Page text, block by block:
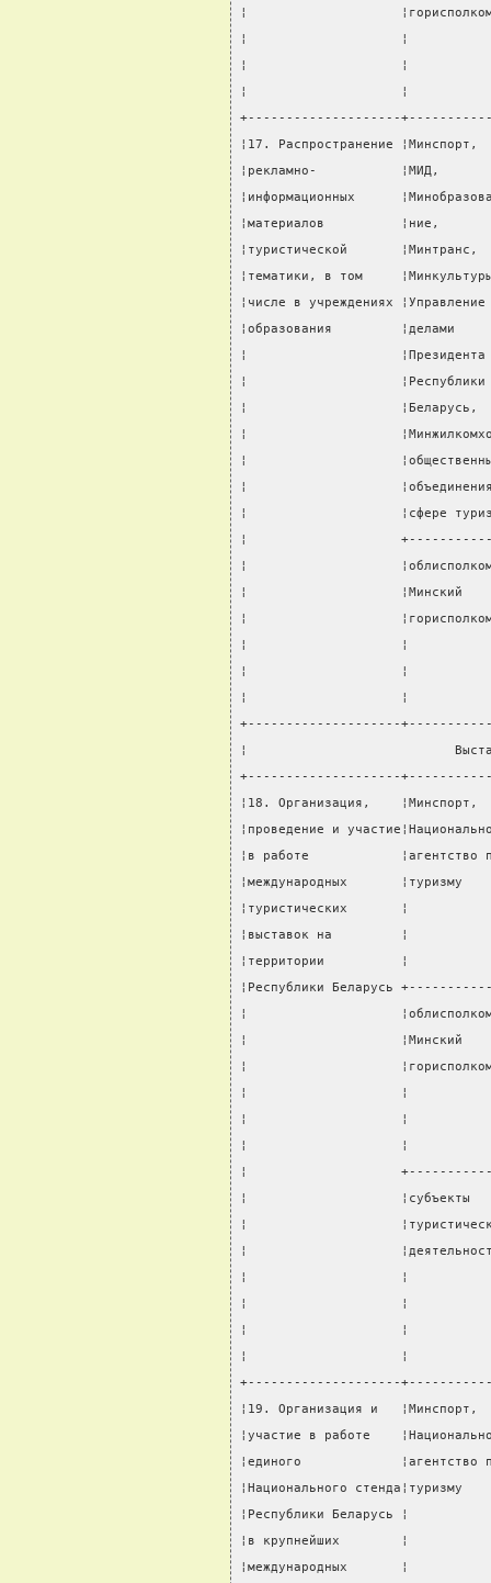
¦
¦                    ¦
¦                    ¦
¦                    ¦
+--------------------
¦17. Распространение
¦рекламно-           ¦МИД,
¦информационных
¦материалов          ¦ние,
¦туристической
¦тематики, в том
¦числе в учреждениях
¦образования
¦
¦
¦                    ¦Беларусь,
¦
¦
¦
¦                    ¦сфере
¦                    +-------------
¦
¦                    ¦Минский
¦
¦                    ¦
¦                    ¦
¦                    ¦
+--------------------
¦
+--------------------
¦18. Организация,
¦проведение и
¦в работе
¦международных
¦туристических       ¦
¦выставок на         ¦
¦территории          ¦
¦Республики Беларусь
¦
¦                    ¦Минский
¦
¦                    ¦
¦                    ¦
¦                    ¦
¦
¦                    ¦субъекты
¦
¦
¦                    ¦
¦                    ¦
¦                    ¦
¦                    ¦
+--------------------
¦19. Организация и
¦участие в работе
¦единого
¦Национального
¦Республики Беларусь ¦
¦в крупнейших        ¦
¦международных       ¦